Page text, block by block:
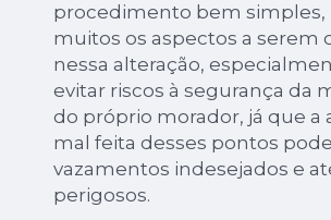
procedimento bem simples,
muitos os aspectos a serem
nessa alteração,
evitar riscos à segurança da
do próprio morador, já que a
mal feita desses pontos
vazamentos indesejados e
perigosos.